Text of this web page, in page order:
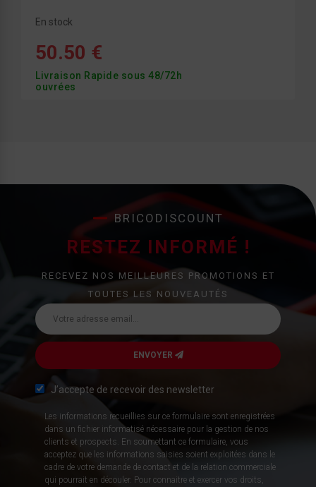
En stock
50.50 €
Livraison Rapide sous 48/72h
ouvrées
BRICODISCOUNT
RESTEZ INFORMÉ !
RECEVEZ NOS MEILLEURES PROMOTIONS ET
TOUTES LES NOUVEAUTÉS
ENVOYER
J’accepte de recevoir des newsletter
Les informations recueillies sur ce formulaire sont enregistrées
dans un fichier informatisé nécessaire pour la gestion de nos
clients et prospects. En soumettant ce formulaire, vous
acceptez que les informations saisies soient exploitées dans le
cadre de votre demande de contact et de la relation commerciale
qui pourrait en découler. Pour connaitre et exercer vos droits,